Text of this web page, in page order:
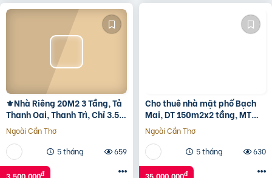
⚜️Nhà Riêng 20M2 3 Tầng, Tả
Thanh Oai, Thanh Trì, Chỉ 3.5
Triệu/Th, Điện Nước Giá Dân
⚜️
Ngoài Cần Thơ
5 tháng
659
đ
Cho thuê nhà mặt phố Bạch
Mai, DT 150m2x2 tầng, MT
8m, Giá 35tr, Kinh doanh mọi
mô hình
Ngoài Cần Thơ
5 tháng
630
đ